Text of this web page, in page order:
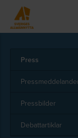
Press
Pressbilder
Debattartiklar